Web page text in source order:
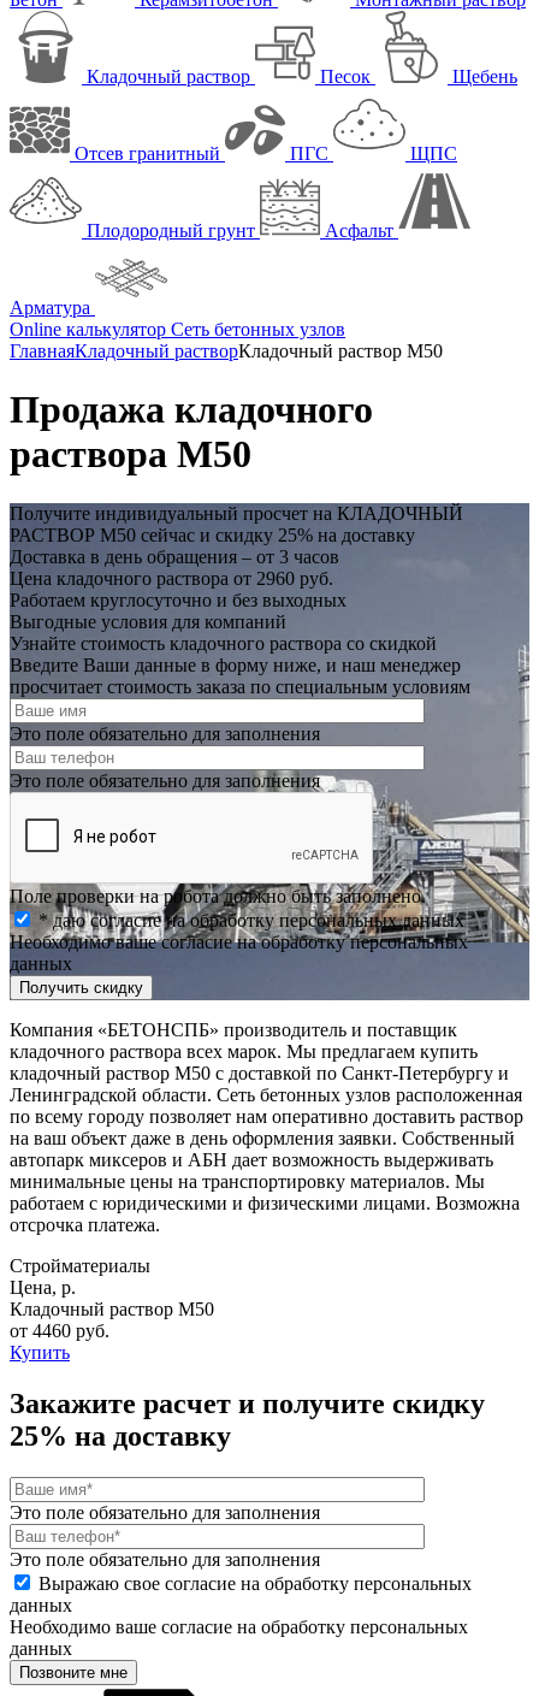
Кладочный раствор Песок Щебень
Отсев гранитный ПГС ЩПС
Плодородный грунт Асфальт
Арматура
Online калькулятор Сеть бетонных узлов
ГлавнаяКладочный растворКладочный раствор М50
Продажа кладочного
раствора М50
Получите индивидуальный просчет на КЛАДОЧНЫЙ
РАСТВОР М50 сейчас и скидку 25% на доставку
Доставка в день обращения – от 3 часов
Цена кладочного раствора от 2960 руб.
Работаем круглосуточно и без выходных
Выгодные условия для компаний
Узнайте стоимость кладочного раствора со скидкой
Введите Ваши данные в форму ниже, и наш менеджер
просчитает стоимость заказа по специальным условиям
Это поле обязательно для заполнения
Это поле обязательно для заполнения
Поле проверки на робота должно быть заполнено.
* даю согласие на обработку персональных данных
Необходимо ваше согласие на обработку персональных
данных
Получить скидку
Компания «БЕТОНСПБ» производитель и поставщик
кладочного раствора всех марок. Мы предлагаем купить
кладочный раствор М50 с доставкой по Санкт-Петербургу и
Ленинградской области. Сеть бетонных узлов расположенная
по всему городу позволяет нам оперативно доставить раствор
на ваш объект даже в день оформления заявки. Собственный
автопарк миксеров и АБН дает возможность выдерживать
минимальные цены на транспортировку материалов. Мы
работаем с юридическими и физическими лицами. Возможна
отсрочка платежа.
Стройматериалы
Цена, р.
Кладочный раствор М50
от 4460 руб.
Купить
Закажите расчет и получите скидку
25% на доставку
Это поле обязательно для заполнения
Это поле обязательно для заполнения
Выражаю свое согласие на обработку персональных
данных
Необходимо ваше согласие на обработку персональных
данных
Позвоните мне